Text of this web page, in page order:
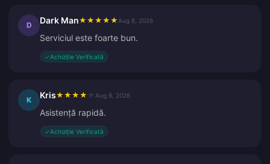
D Dark Man★ ★ ★ ★ ★ Aug 8, 2026
Serviciul este foarte bun.
✓Achiziție Verificată
K Kris★ ★ ★ ★ Aug 8, 2026
Asistență rapidă.
✓Achiziție Verificată